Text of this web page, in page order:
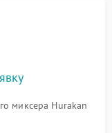
миксера Hurakan